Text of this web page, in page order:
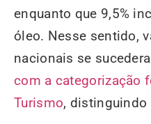
enquanto que 9,5%
óleo. Nesse sentido,
nacionais se
com a categorização
Turismo,